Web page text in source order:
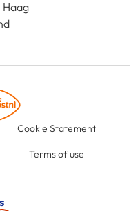
Haag
Cookie Statement
Terms of use